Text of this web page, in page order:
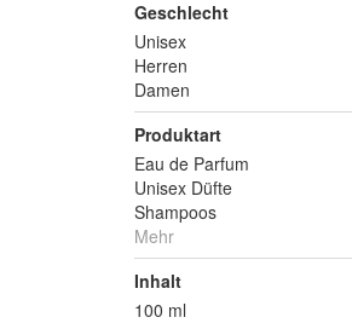
Geschlecht
Unisex
Herren
Damen
Produktart
Eau de Parfum
Unisex Düfte
Shampoos
Mehr
Inhalt
100 ml